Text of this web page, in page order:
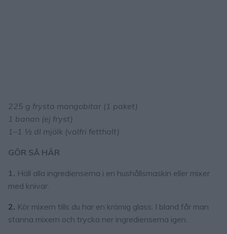
225 g frysta mangobitar (1 paket)
1 banan (ej fryst)
1–1 ½ dl mjölk (valfri fetthalt)
GÖR SÅ HÄR
1. Häll alla ingredienserna i en hushållsmaskin eller mixer
med knivar.
2. Kör mixern tills du har en krämig glass. I bland får man
stanna mixern och trycka ner ingredienserna igen.